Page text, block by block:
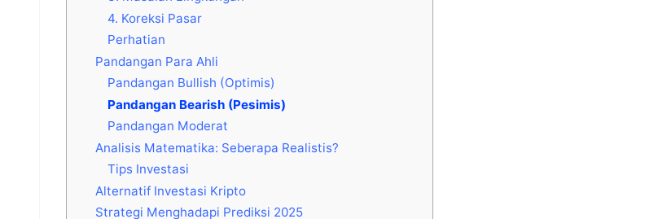
4. Koreksi Pasar
Perhatian
Pandangan Para Ahli
Pandangan Bullish (Optimis)
Pandangan Bearish (Pesimis)
Pandangan Moderat
Analisis Matematika: Seberapa Realistis?
Tips Investasi
Alternatif Investasi Kripto
Strategi Menghadapi Prediksi 2025